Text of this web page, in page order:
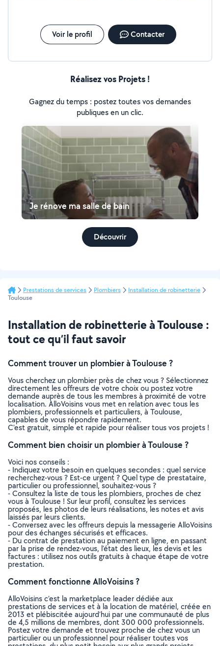
ET REPARATION DE FUITE -salle de bain complète -
remplacement wc -remplacement vasque, lavabo -
remplacement baignoire, douche -remplacement évier -
remplacement cumulus -remplacement de chaudière -
remplacement radiateur -Pose plancher chauffant -
désembouage réseau chauffage
Voir le profil Contacter
Réalisez vos Projets !
Gagnez du temps : postez toutes vos demandes
publiques en un clic.
Je rénove ma salle de bain
Découvrir
Prestations de services Plombiers
Installation de robinetterie
Toulouse
Installation de robinetterie à Toulouse :
tout ce qu’il faut savoir
Comment trouver un plombier à Toulouse ?
Vous cherchez un plombier près de chez vous ? Sélectionnez
directement les offreurs de votre choix ou postez votre
demande auprès de tous les membres à proximité de votre
localisation. AlloVoisins vous met en relation avec tous les
plombiers, professionnels et particuliers, à Toulouse,
capables de vous répondre rapidement.
C’est gratuit, simple et rapide pour réaliser tous vos projets !
Comment bien choisir un plombier à Toulouse ?
Voici nos conseils :
- Indiquez votre besoin en quelques secondes : quel service
recherchez-vous ? Est-ce urgent ? Quel type de prestataire,
particulier ou professionnel, souhaitez-vous ?
- Consultez la liste de tous les plombiers, proches de chez
vous à Toulouse ! Sur leur profil, consultez les services
proposés, les photos de leurs réalisations, les notes et avis
laissés par leurs clients.
- Conversez avec les offreurs depuis la messagerie AlloVoisins
pour des échanges sécurisés et efficaces.
- Du contrat de prestation au paiement en ligne, en passant
par la prise de rendez-vous, l’état des lieux, les devis et les
factures : utilisez nos outils gratuits à chaque étape de votre
prestation.
Comment fonctionne AlloVoisins ?
AlloVoisins c’est la marketplace leader dédiée aux
prestations de services et à la location de matériel, créée en
2013 et plébiscitée aujourd’hui par une communauté de plus
de 4,5 millions de membres, dont 300 000 professionnels.
Postez votre demande et trouvez proche de chez vous un
particulier ou un professionnel pour réaliser toutes vos